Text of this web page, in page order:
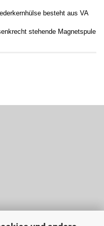
besteht aus VA
stehende Magnetspule